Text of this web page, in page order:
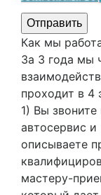
Отправить
Как мы
За 3 года мы
проходит в 4
1) Вы звоните
автосервис и
описываете
мастеру-